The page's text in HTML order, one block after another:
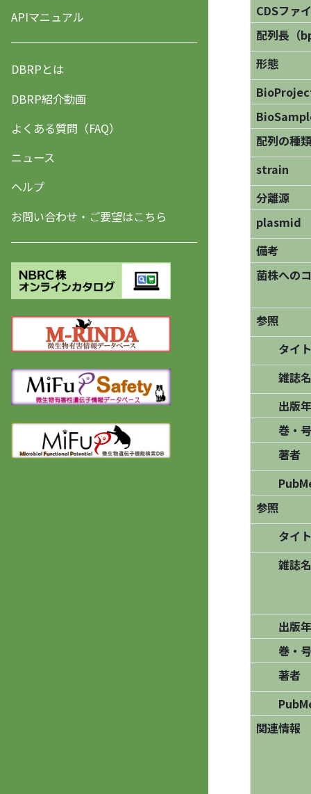
APIマニュアル
DBRPとは
DBRP紹介動画
よくある質問（FAQ）
ニュース
ヘルプ
お問い合わせ・ご要望はこちら
CDSファ
配列長（
形態
配列の種
strain
分離源
plasmid
備考
菌株への
参照
タイ
雑誌名/
出版
巻・号
著者
参照
タイ
雑誌名/
出版
巻・号
著者
関連情報